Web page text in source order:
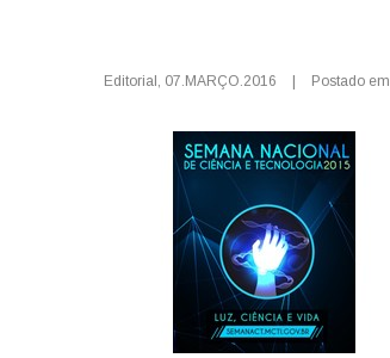
Editorial , 07.MARÇO.2016 Postado em